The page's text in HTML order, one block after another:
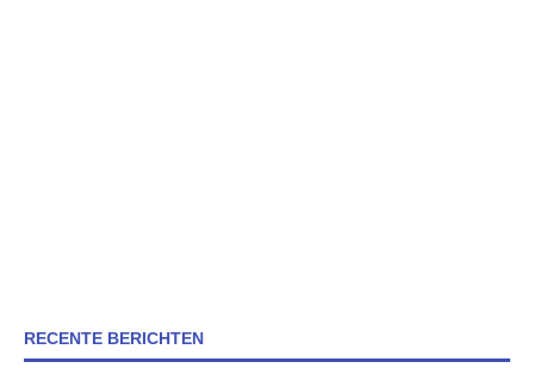
RECENTE BERICHTEN